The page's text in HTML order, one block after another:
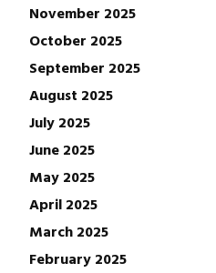
November 2025
October 2025
September 2025
August 2025
July 2025
June 2025
May 2025
April 2025
March 2025
February 2025